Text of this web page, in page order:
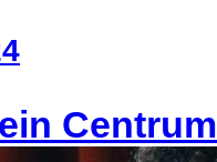
Centrum